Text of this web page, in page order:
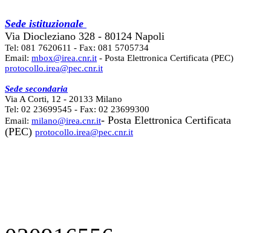
Sede istituzionale
Via Diocleziano 328 - 80124 Napoli
Tel: 081 7620611 - Fax: 081 5705734
Email: mbox@irea.cnr.it - Posta Elettronica Certificata (PEC)
protocollo.irea@pec.cnr.it
Sede secondaria
Via A Corti, 12 - 20133 Milano
Tel: 02 23699545 - Fax: 02 23699300
Email: milano@irea.cnr.it- Posta Elettronica Certificata
(PEC) protocollo.irea@pec.cnr.it